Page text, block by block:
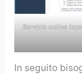
Servizio online
In seguito